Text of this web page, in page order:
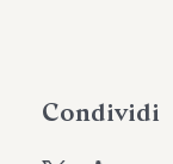
Condividi